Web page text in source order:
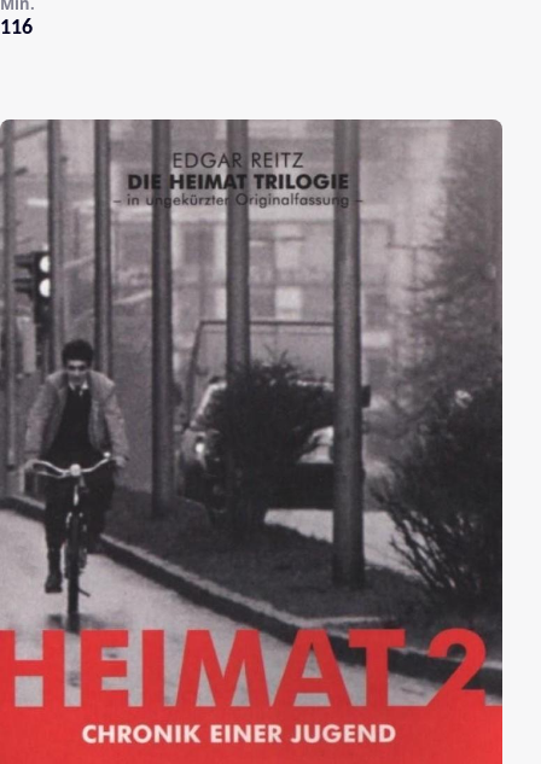
116